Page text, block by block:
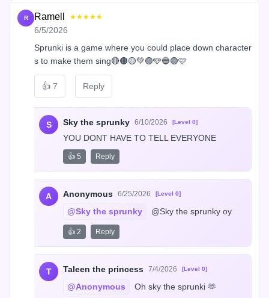
R Ramell ★★★★★
6/5/2026
Sprunki is a game where you could place down character
s to make them sing🔴🟠🟡💚🟢🩵🔵🟣🩷
👍 7 Reply
S Sky the sprunky 6/10/2026 [Level 0]
YOU DONT HAVE TO TELL EVERYONE
👍 5 Reply
A Anonymous 6/25/2026 [Level 0]
@Sky the sprunky @Sky the sprunky oy
👍 2 Reply
T Taleen the princess 7/4/2026 [Level 0]
@Anonymous Oh sky the sprunki 🫶